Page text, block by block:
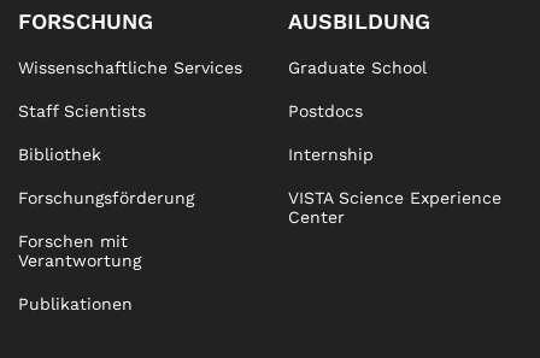
FORSCHUNG
Wissenschaftliche Services
Staff Scientists
Bibliothek
Forschungsförderung
Forschen mit
Verantwortung
Publikationen
AUSBILDUNG
Graduate School
Postdocs
Internship
VISTA Science Experience
Center